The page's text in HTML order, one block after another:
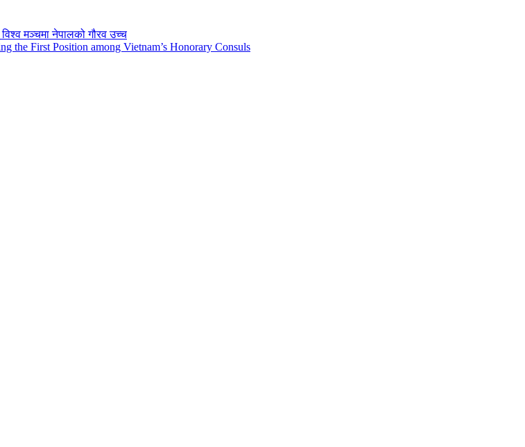
मञ्चमा नेपालको गौरव उच्च
the First Position among Vietnam’s Honorary Consuls